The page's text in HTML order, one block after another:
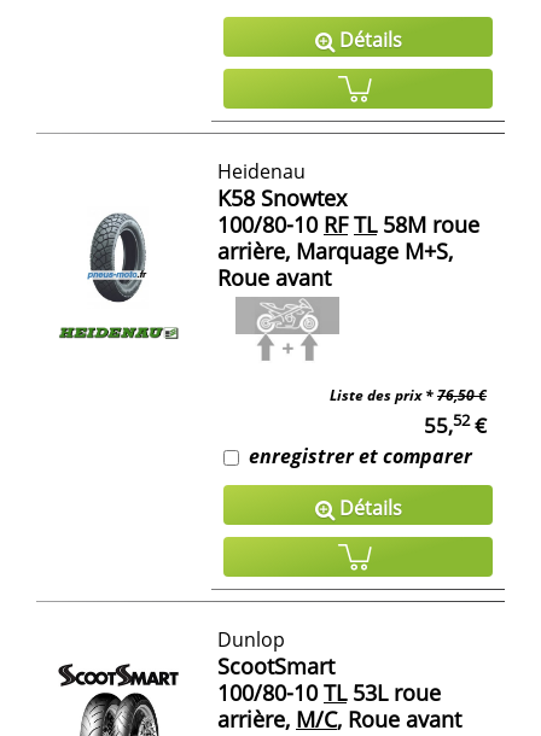
Détails
Heidenau
K58 Snowtex
100/80-10 RF TL58M roue
arrière, Marquage M+S,
Roue avant
Liste des prix *76,50 €
55,52€
enregistrer et comparer
Détails
Dunlop
ScootSmart
100/80-10 TL53L roue
arrière, M/C, Roue avant